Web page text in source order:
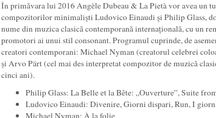
În primăvara lui 2016 Angèle Dubeau & La Pietà vor avea un
compozitorilor minimaliști Ludovico Einaudi și Philip Glass,
nume din muzica clasică contemporană internațională, cu un
promotori ai unui stil consonant. Programul cuprinde, de
creatori contemporani: Michael Nyman (creatorul celebrei
și Arvo Pärt (cel mai des interpretat compozitor de muzică
cinci ani).
Philip Glass: La Belle et la Bête: „Ouverture”, Suite
Ludovico Einaudi: Divenire, Giorni dispari, Run, I
Michael Nyman: À la folie